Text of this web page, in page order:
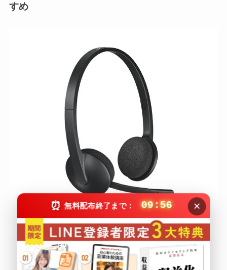
すめ
引用：ロジクール H340R
⏰ 無料配布終了まで： 09:55 ×